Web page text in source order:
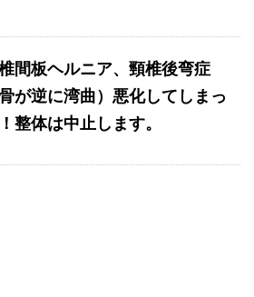
間板ヘルニア、頸椎後弯症
骨が逆に湾曲）悪化してしまっ
整体は中止します。